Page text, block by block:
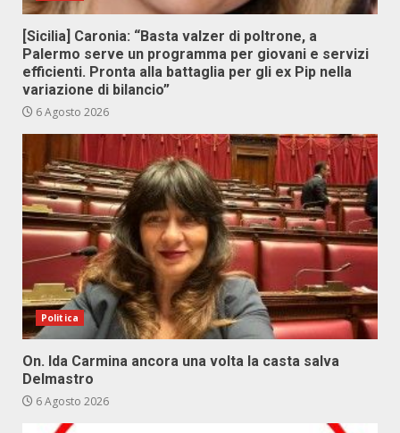
[Sicilia] Caronia: “Basta valzer di poltrone, a
Palermo serve un programma per giovani e servizi
efficienti. Pronta alla battaglia per gli ex Pip nella
variazione di bilancio”
6 Agosto 2026
Politica
On. Ida Carmina ancora una volta la casta salva
Delmastro
6 Agosto 2026